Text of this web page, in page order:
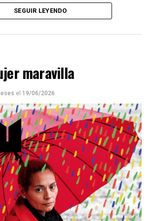
MU ☝️viene con doble tapa, que
Sin chamuyo, a remarla.
Mu en PDF
SEGUIR LEYENDO
maravilla
el 19/06/2026